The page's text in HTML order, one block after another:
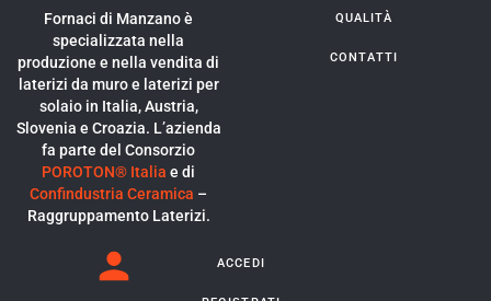
Fornaci di Manzano è
specializzata nella
produzione e nella vendita di
laterizi da muro e laterizi per
solaio in Italia, Austria,
Slovenia e Croazia. L’azienda
fa parte del Consorzio
POROTON® Italia e di
Confindustria Ceramica –
Raggruppamento Laterizi.
QUALITÀ
CONTATTI
ACCEDI